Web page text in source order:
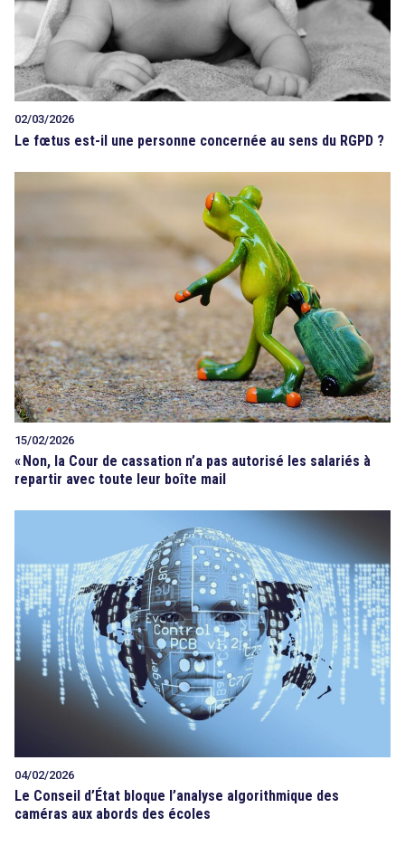
02/03/2026
Le fœtus est-il une personne concernée au sens du RGPD ?
15/02/2026
« Non, la Cour de cassation n’a pas autorisé les salariés à
repartir avec toute leur boîte mail
04/02/2026
Le Conseil d’État bloque l’analyse algorithmique des
caméras aux abords des écoles